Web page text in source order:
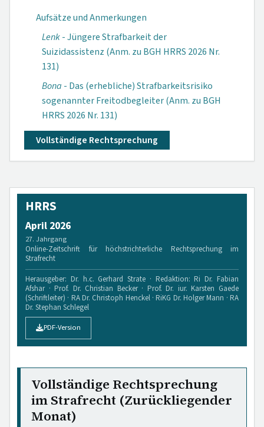
Aufsätze und Anmerkungen
Lenk- Jüngere Strafbarkeit der
Suizidassistenz (Anm. zu BGH HRRS 2026 Nr.
131)
Bona - Das (erhebliche) Strafbarkeitsrisiko
sogenannter Freitodbegleiter (Anm. zu BGH
HRRS 2026 Nr. 131)
Vollständige Rechtsprechung
HRRS
April 2026
27. Jahrgang
Online-Zeitschrift für höchstrichterliche Rechtsprechung im
Strafrecht
Herausgeber: Dr. h.c. Gerhard Strate · Redaktion: Ri Dr. Fabian
Afshar · Prof. Dr. Christian Becker · Prof. Dr. iur. Karsten Gaede
(Schriftleiter) · RA Dr. Christoph Henckel · RiKG Dr. Holger Mann · RA
Dr. Stephan Schlegel
PDF-Version
Vollständige Rechtsprechung
im Strafrecht (Zurückliegender
Monat)